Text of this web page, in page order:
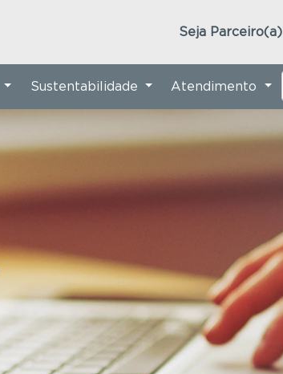
Seja Parceiro(a)
Sustentabilidade Atendimento